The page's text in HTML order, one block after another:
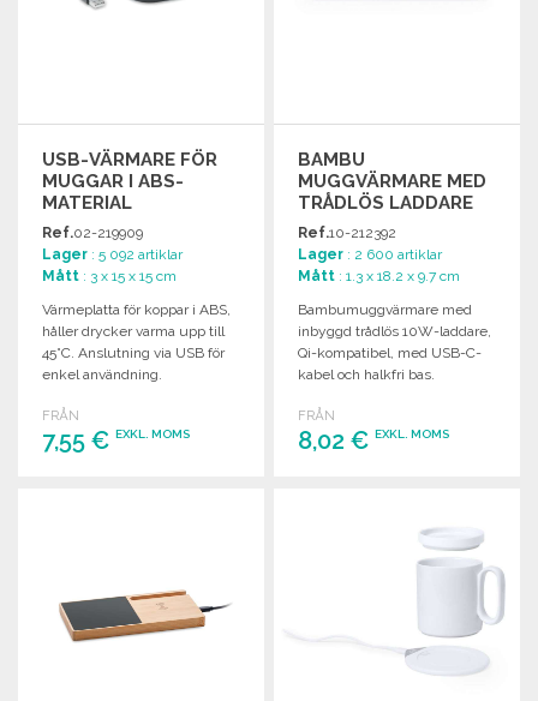
USB-VÄRMARE FÖR
MUGGAR I ABS-
MATERIAL
Ref.02-219909
Lager : 5 092 artiklar
Mått : 3 x 15 x 15 cm
Värmeplatta för koppar i ABS,
håller drycker varma upp till
45°C. Anslutning via USB för
enkel användning.
FRÅN
7,55 € EXKL. MOMS
BAMBU
MUGGVÄRMARE MED
TRÅDLÖS LADDARE
10W
Ref.10-212392
Lager : 2 600 artiklar
Mått : 1.3 x 18.2 x 9.7 cm
Bambumuggvärmare med
inbyggd trådlös 10W-laddare,
Qi-kompatibel, med USB-C-
kabel och halkfri bas.
FRÅN
8,02 €EXKL. MOMS
Begär offert